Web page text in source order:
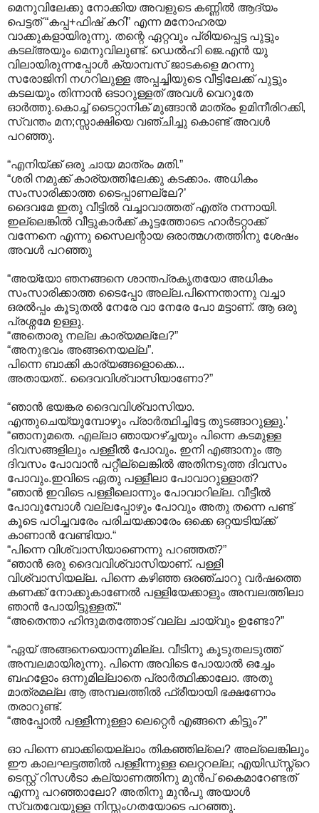
മെനുവിലേക്കു നോക്കിയ അവളുടെ കണ്ണില്‍ ആദ്യം
പെട്ടത് “കപ്പ+ഫിഷ് കറി” എന്ന മനോഹരയ
വാക്കുകളായിരുന്നു. തന്റെ ഏറ്റവും പ്രിയപ്പെട്ട പുട്ടും
കടല്അയും മെനുവിലുണ്ട്. ഡെല്‍ഹി ജെ.എന്‍ യു
വിലായിരുന്നപ്പോള്‍ ക്യാമ്പസ് ജാടകളെ മറന്നു
സരോജിനി നഗറിലുള്ള അപ്പച്ചിയുടെ വീട്ടിലേക്ക് പുട്ടും
കടലയും തിന്നാന്‍ ഒടാറുള്ളത് അവള്‍ വെറുതേ
ഓര്‍ത്തു.കൊച്ച് ടൈറ്റാനിക് മുങ്ങാന്‍ മാത്രം ഉമിനീരിറക്കി,
സ്വന്തം മന;സ്സാക്ഷിയെ വഞ്ചിച്ചു കൊണ്ട് അവള്‍
പറഞ്ഞു.
“എനിയ്ക്ക് ഒരു ചായ മാത്രം മതി.”
“ശരി നമുക്ക് കാര്യത്തിലേക്കു കടക്കാം. അധികം
സംസാരിക്കാത്ത ടൈപ്പാണല്ലേ?’
ദൈവമേ ഇതു വീട്ടില്‍ വച്ചാവാത്തത് എത്ര നന്നായി.
ഇല്ലെങ്കില്‍ വീട്ടുകാര്‍ക്ക് കൂട്ടത്തോടെ ഹാര്‍ടറ്റാക്ക്
വന്നേനെ എന്നു സൈലന്റായ ഒരാത്മഗതത്തിനു ശേഷം
അവള്‍ പറഞ്ഞു
“അയ്യോ ഞനങ്ങനെ ശാന്തപ്രകൃതയോ അധികം
സംസാരിക്കാത്ത ടൈപ്പോ അല്ല.പിന്നെന്താന്നു വച്ചാ
ഒരല്‍പ്പം കൂടുതല്‍ നേരേ വാ നേരേ പോ മട്ടാണ്. ആ ഒരു
പ്രശ്നമേ ഉള്ളു.
“അതൊരു നല്ല കാര്യമല്ലേ?”
“അനുഭവം അങ്ങനെയല്ല”.
പിന്നെ ബാക്കി കാര്യങ്ങളൊക്കെ...
അതായത്.. ദൈവവിശ്വാസിയാണോ?”
“ഞാന്‍ ഭയങ്കര ദൈവവിശ്വാസിയാ.
എന്തുചെയ്യുമ്പോഴും പ്രാര്‍ത്ഥിച്ചിട്ടേ തുടങ്ങാറുള്ളു.’
“ഞാനുമതെ. എല്ലാ ഞായറഴ്ച്ചയും പിന്നെ കടമുള്ള
ദിവസങ്ങളിലും പള്ളീല്‍ പോവും. ഇനി എങ്ങാനും ആ
ദിവസം പോവാന്‍ പറ്റീല്ലെങ്കില്‍ അതിനടുത്ത ദിവസം
പോവും.ഇവിടെ ഏതു പള്ളീലാ പോവാറുള്ളാത്?
“ഞാന്‍ ഇവിടെ പള്ളീലൊന്നും പോവാറില്ല. വീട്ടീല്‍
പോവുമ്പോള്‍ വല്ലപ്പോഴും പോവും അതു തന്നെ പണ്ട്
കൂടെ പഠിച്ചവരേം പരിചയക്കാരേം ഒക്കെ ഒറ്റയടിയ്ക്ക്
കാണാന്‍ വേണ്ടിയാ.“
“പിന്നെ വിശ്വാസിയാണെന്നു പറഞ്ഞത്?”
“ഞാന്‍ ഒരു ദൈവവിശ്വാസിയാണ്. പള്ളി
വിശ്വാസിയല്ല. പിന്നെ കഴിഞ്ഞ ഒരഞ്ചാറു വര്‍ഷത്തെ
കണക്ക് നോക്കുകാണേല്‍ പള്ളിയേക്കാളും അമ്പലത്തിലാ
ഞാന്‍ പോയിട്ടുള്ളത്.“
“അതെന്താ ഹിന്ദുമതത്തോട് വല്ല ചായ്‌വും ഉണ്ടോ?”
“ഏയ് അങ്ങനെയൊന്നുമില്ല. വീടിനു കൂടുതലടുത്ത്
അമ്പലമായിരുന്നു. പിന്നെ അവിടെ പോയാല്‍ ഒച്ചേം
ബഹളോം ഒന്നുമില്ലാതെ പ്രാര്‍ത്ഥിക്കാലോ. അതു
മാത്രമല്ല ആ അമ്പലത്തില്‍ ഫ്രീയായി ഭക്ഷണോം
തരാറുണ്ട്.
“അപ്പോല്‍ പള്ളീന്നുള്ളാ ലെറ്റെര്‍ എങ്ങനെ കിട്ടും?”
ഓ പിന്നെ ബാക്കിയെല്ലാം തികഞ്ഞില്ലെ? അല്ലെങ്കിലും
ഈ കാലഘട്ടത്തില്‍ പള്ളീന്നുള്ള ലെറ്ററല്ല; എയിഡ്സ്ന്റെ
ടെസ്റ്റ് റിസള്‍ടാ കല്യാണത്തിനു മുന്‍പ് കൈമാറേണ്ടത്
എന്നു പറഞ്ഞാലോ? അതിനു മുന്‍പു അയാള്‍
സ്വതവേയുള്ള നിസ്സംഗതയോടെ പറഞ്ഞു.